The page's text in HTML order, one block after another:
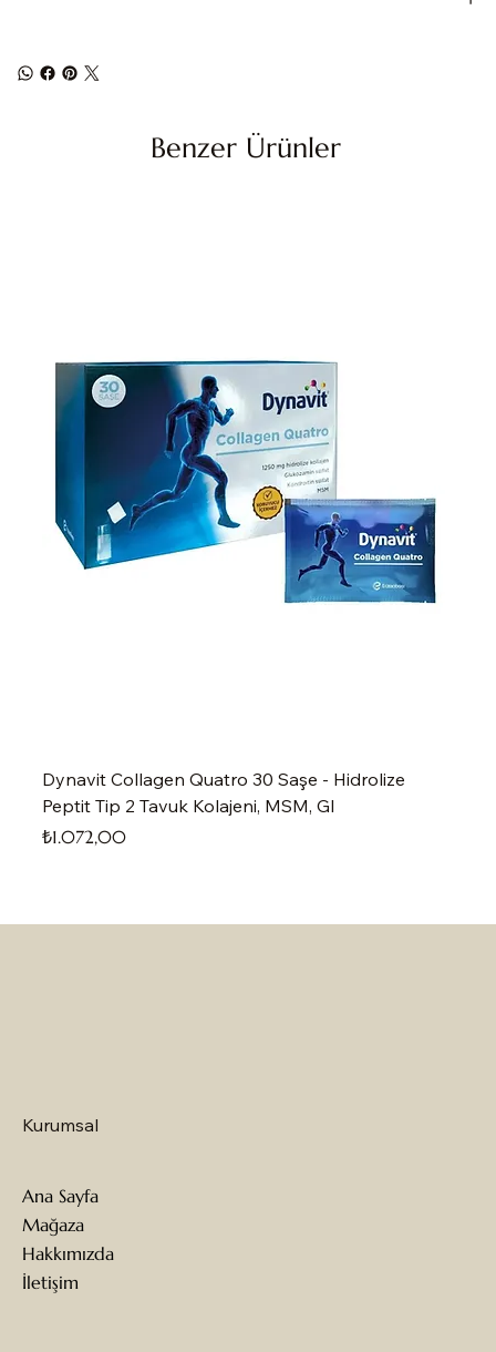
Benzer Ürünler
Dynavit Collagen Quatro 30 Saşe - Hidrolize
Peptit Tip 2 Tavuk Kolajeni, MSM, Gl
Fiyat
₺1.072,00
Kurumsal
Ana Sayfa
Mağaza
Hakkımızda
İletişim